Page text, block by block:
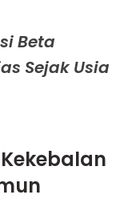
Beta
Sejak Usia